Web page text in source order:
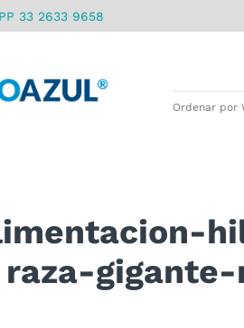
33 2633 9658
Ordenar por
raza-